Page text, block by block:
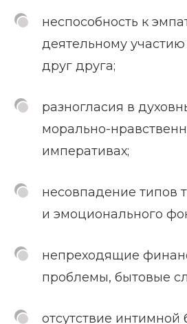
неспособность к
деятельному
друг друга;
разногласия в
морально-
императивах;
несовпадение типов
и эмоционального
непреходящие
проблемы, бытовые
отсутствие интимной